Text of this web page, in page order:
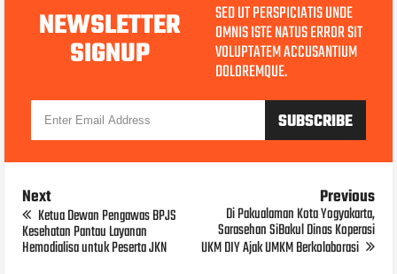
NEWSLETTER
SIGNUP
SED UT PERSPICIATIS UNDE
OMNIS ISTE NATUS ERROR SIT
VOLUPTATEM ACCUSANTIUM
DOLOREMQUE.
Next
Ketua Dewan Pengawas BPJS
Kesehatan Pantau Layanan
Hemodialisa untuk Peserta JKN
Previous
Di Pakualaman Kota Yogyakarta,
Sarasehan SiBakul Dinas Koperasi
UKM DIY Ajak UMKM Berkolaborasi